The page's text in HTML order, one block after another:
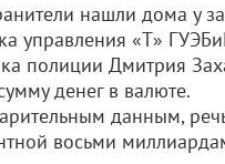
нашли дома у
управления «Т»
полиции Дмитрия
денег в валюте.
данным,
восьми